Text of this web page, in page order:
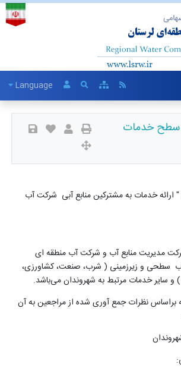
Language
سطح خدمات
خدمات به مشترکین منابع آبی شرکت آب
مدیریت منابع آب و شرکت آب منطقه ای
سطحی و زیرزمینی ( شرب، صنعت، کشاورزی،
سایر خدمات مرتبط به شهروندان می‌باشد.
براساس نظرات جمع آوری شده از مراجعین به آن
: